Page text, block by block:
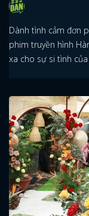
Dành tình cảm đơn
phim truyền hình
xa cho sự si tình